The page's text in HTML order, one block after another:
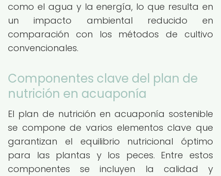
como el agua y la energía, lo que resulta en
un impacto ambiental reducido en
comparación con los métodos de cultivo
convencionales.
Componentes clave del plan de
nutrición en acuaponía
El plan de nutrición en acuaponía sostenible
se compone de varios elementos clave que
garantizan el equilibrio nutricional óptimo
para las plantas y los peces. Entre estos
componentes se incluyen la calidad y